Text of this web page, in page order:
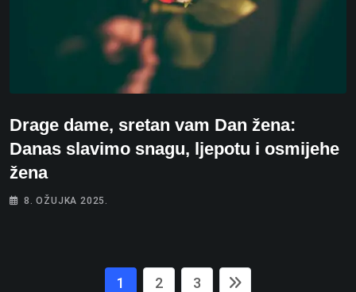
Drage dame, sretan vam Dan žena:
Danas slavimo snagu, ljepotu i osmijehe
žena
8. OŽUJKA 2025.
1 2 3